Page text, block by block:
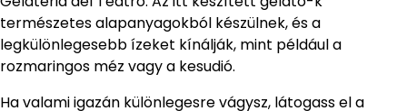
természetes alapanyagokból készülnek, és a
legkülönlegesebb ízeket kínálják, mint például a
rozmaringos méz vagy a kesudió.
Ha valami igazán különlegesre vágysz, látogass el a